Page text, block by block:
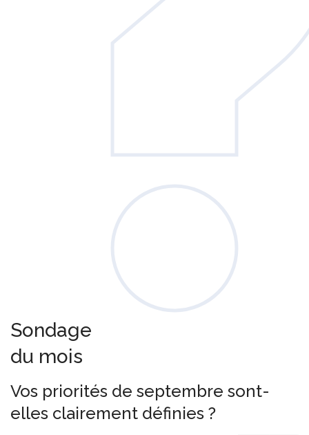
Sondage
du mois
Vos priorités de septembre sont-
elles clairement définies ?